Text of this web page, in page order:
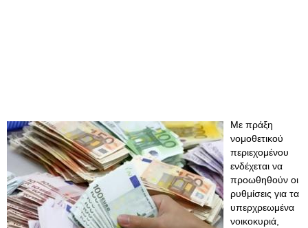
Με πράξη
νομοθετικού
περιεχομένου
ενδέχεται να
προωθηθούν οι
ρυθμίσεις για τα
υπερχρεωμένα
νοικοκυριά,